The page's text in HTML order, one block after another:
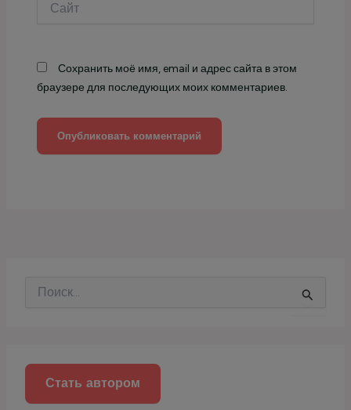
Сохранить моё имя, email и адрес сайта в этом
браузере для последующих моих комментариев.
Стать автором